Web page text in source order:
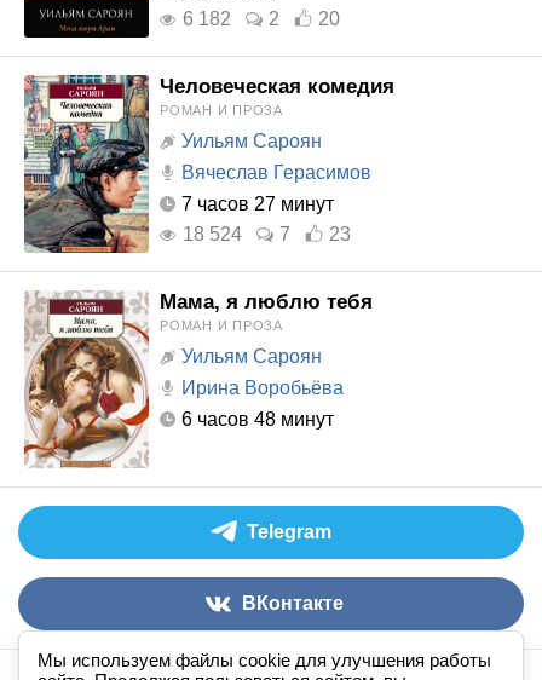
Мы используем файлы cookie для улучшения работы
6 182
2 20
Человеческая комедия
РОМАН И ПРОЗА
Уильям Сароян
Вячеслав Герасимов
7 часов 27 минут
18 524
7 23
Мама, я люблю тебя
РОМАН И ПРОЗА
Уильям Сароян
Ирина Воробьёва
6 часов 48 минут
Telegram
ВКонтакте